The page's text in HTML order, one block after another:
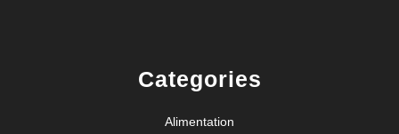
Categories
Alimentation